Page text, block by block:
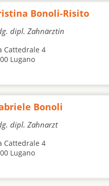
Bonoli-Risito
dipl. Zahnärztin
Cattedrale 4
Lugano
Bonoli
dipl. Zahnarzt
Cattedrale 4
Lugano